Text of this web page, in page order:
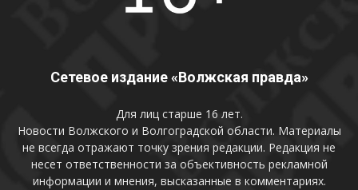
Сетевое издание «Волжская правда»
Для лиц старше 16 лет.
Новости Волжского и Волгоградской области. Материалы
не всегда отражают точку зрения редакции. Редакция не
несет ответственности за объективность рекламной
информации и мнения, высказанные в комментариях.